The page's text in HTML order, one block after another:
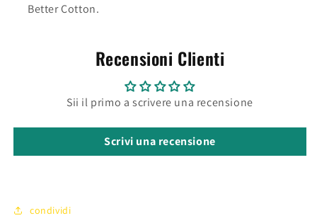
Better Cotton.
Recensioni Clienti
Sii il primo a scrivere una recensione
Scrivi una recensione
condividi